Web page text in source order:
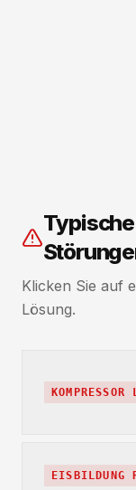
Typische
Klicken Sie auf
Lösung.
KOMPRESSOR
EISBILDUNG